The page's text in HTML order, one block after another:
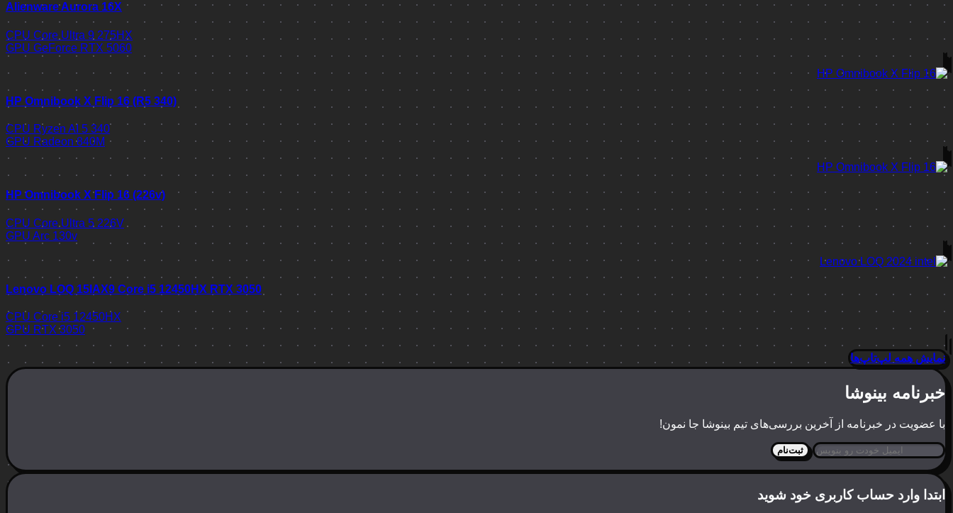
Alienware Aurora 16X
CPU Core Ultra 9 275HX
GPU GeForce RTX 5060
HP Omnibook X Flip 16 (R5 340)
CPU Ryzen AI 5 340
GPU Radeon 840M
HP Omnibook X Flip 16 (226v)
CPU Core Ultra 5 226V
GPU Arc 130v
Lenovo LOQ 15IAX9 Core i5 12450HX RTX 3050
CPU Core i5 12450HX
GPU RTX 3050
نمایش همه لپ‌تاپ‌ها
خبرنامه بینوشا
با عضویت در خبرنامه از آخرین بررسی‌های تیم بینوشا جا نمون!
ثبت‌نام
ابتدا وارد حساب کاربری خود شوید